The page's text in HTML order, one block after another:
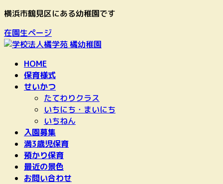
コ
テ
ン
ナ
ゲ
ー
横浜市鶴見区にある幼稚園です
在園生ページ
HOME
保育様式
せいかつ
たてわりクラス
いちにち・まいにち
いちねん
入園募集
満3歳児保育
預かり保育
最近の景色
お問い合わせ